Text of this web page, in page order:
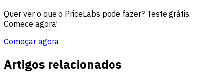
Quer ver o que o PriceLabs pode fazer? Teste grátis.
Comece agora!
Começar agora
Artigos relacionados